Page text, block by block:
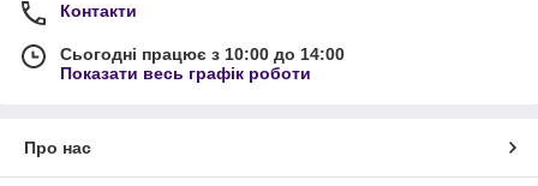
Контакти
Сьогодні працює з 10:00 до 14:00
Показати весь графік роботи
Про нас